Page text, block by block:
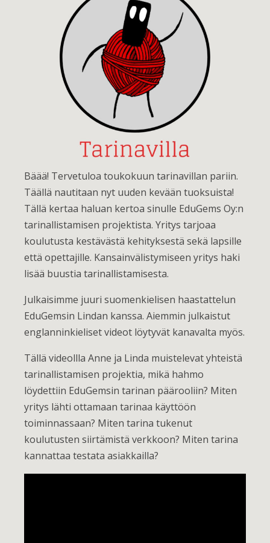
Bäää! Tervetuloa toukokuun tarinavillan pariin.
Täällä nautitaan nyt uuden kevään tuoksuista!
Tällä kertaa haluan kertoa sinulle EduGems Oy:n
tarinallistamisen projektista. Yritys tarjoaa
koulutusta kestävästä kehityksestä sekä lapsille
että opettajille. Kansainvälistymiseen yritys haki
lisää buustia tarinallistamisesta.
Julkaisimme juuri suomenkielisen haastattelun
EduGemsin Lindan kanssa. Aiemmin julkaistut
englanninkieliset videot löytyvät kanavalta myös.
Tällä videollla Anne ja Linda muistelevat yhteistä
tarinallistamisen projektia, mikä hahmo
löydettiin EduGemsin tarinan päärooliin? Miten
yritys lähti ottamaan tarinaa käyttöön
toiminnassaan? Miten tarina tukenut
koulutusten siirtämistä verkkoon? Miten tarina
kannattaa testata asiakkailla?